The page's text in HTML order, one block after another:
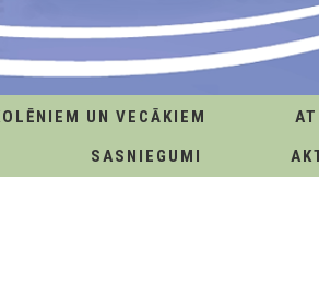
UN VECĀKIEM
SASNIEGUMI